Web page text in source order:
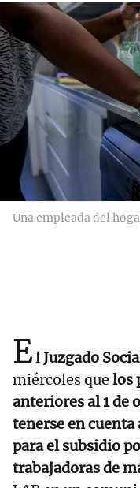
Una empleada del
ElJuzgado
miércoles que los
anteriores al 1 de
tenerse en
para el subsidio
trabajadoras de